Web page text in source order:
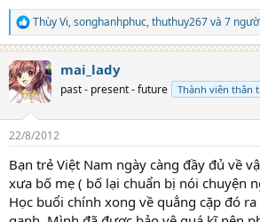
R
e
c
t
i
s
Thùy Vi,songhanhphuc,thuthuy267và 7
mai_lady
past - present - future Thành viên thân
22/8/2012
Bạn trẻ Việt Nam ngày càng đầy đủ về
xưa bố mẹ ( bố lại chuẩn bị nói chuyện
Học buổi chính xong về quẳng cặp đó